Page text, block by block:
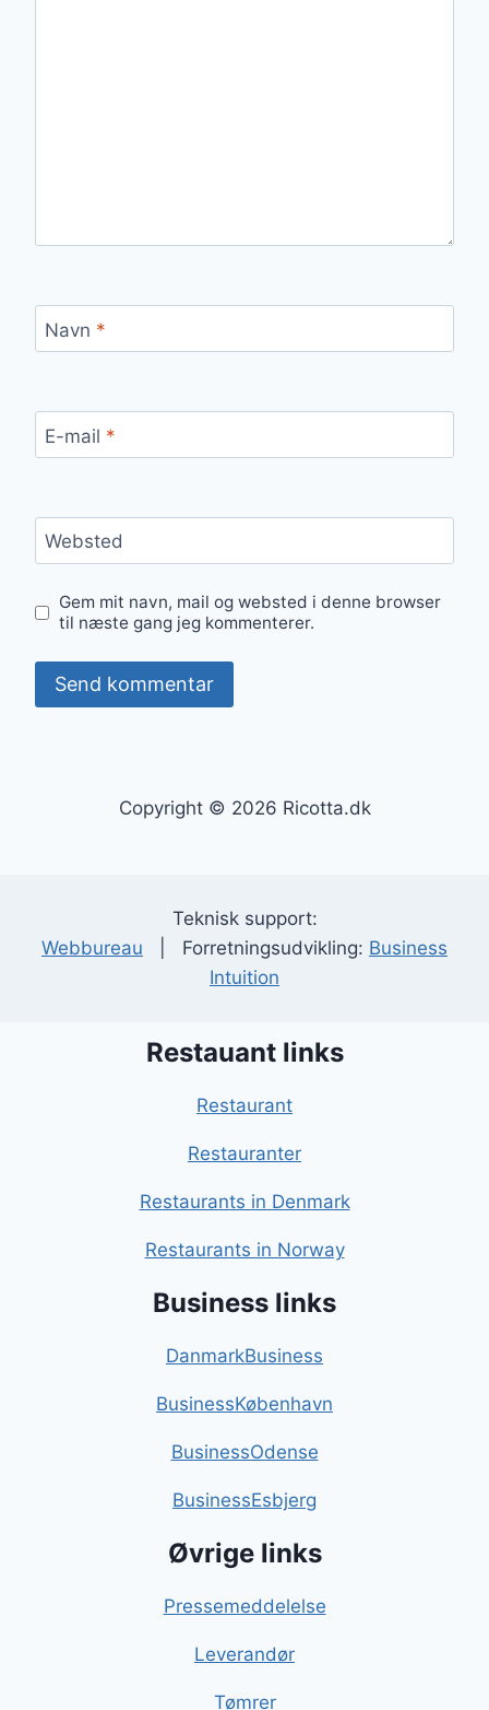
Navn *
E-mail *
Websted
Gem mit navn, mail og websted i denne browser
til næste gang jeg kommenterer.
Copyright © 2026 Ricotta.dk
Teknisk support:
Webbureau | Forretningsudvikling: Business
Intuition
Restauant links
Restaurant
Restauranter
Restaurants in Denmark
Restaurants in Norway
Business links
DanmarkBusiness
BusinessKøbenhavn
BusinessOdense
BusinessEsbjerg
Øvrige links
Pressemeddelelse
Leverandør
Tømrer